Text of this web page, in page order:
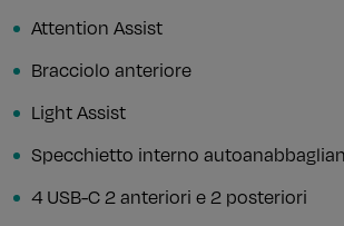
Attention Assist
Bracciolo anteriore
Light Assist
Specchietto interno
4 USB-C 2 anteriori e 2 posteriori